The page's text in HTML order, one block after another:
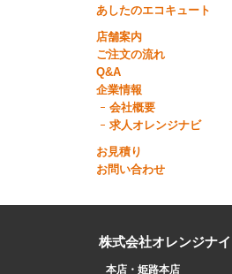
あしたのエコキュート
店舗案内
ご注文の流れ
Q&A
企業情報
会社概要
求人オレンジナビ
お見積り
お問い合わせ
株式会社オレンジナ
本店・姫路本店